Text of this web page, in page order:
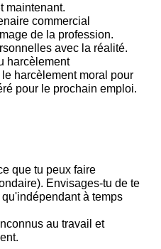
maintenant.
commercial
de la profession.
avec la réalité.
harcèlement
harcèlement moral pour
pour le prochain emploi.
que tu peux faire
Envisages-tu de te
à temps
au travail et